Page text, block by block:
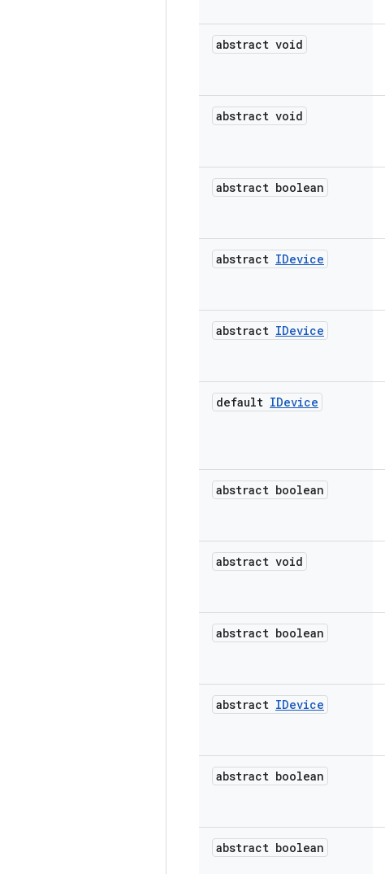
abstract void
abstract void
abstract boolean
abstract IDevice
abstract IDevice
default IDevice
abstract boolean
abstract void
abstract boolean
abstract IDevice
abstract boolean
abstract boolean